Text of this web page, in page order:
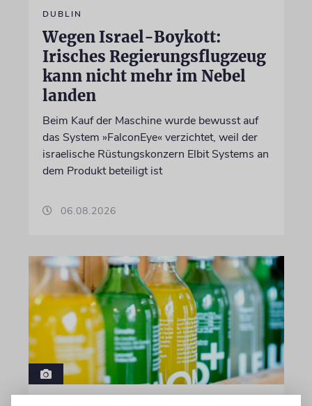
DUBLIN
Wegen Israel-Boykott:
Irisches Regierungsflugzeug
kann nicht mehr im Nebel
landen
Beim Kauf der Maschine wurde bewusst auf
das System »FalconEye« verzichtet, weil der
israelische Rüstungskonzern Elbit Systems an
dem Produkt beteiligt ist
06.08.2026